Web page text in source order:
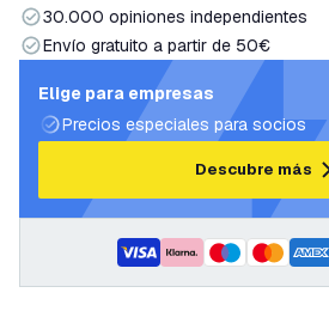
30.000 opiniones independientes
Envío gratuito a partir de 50€
Elige para empresas
Precios especiales para socios
Descubre más